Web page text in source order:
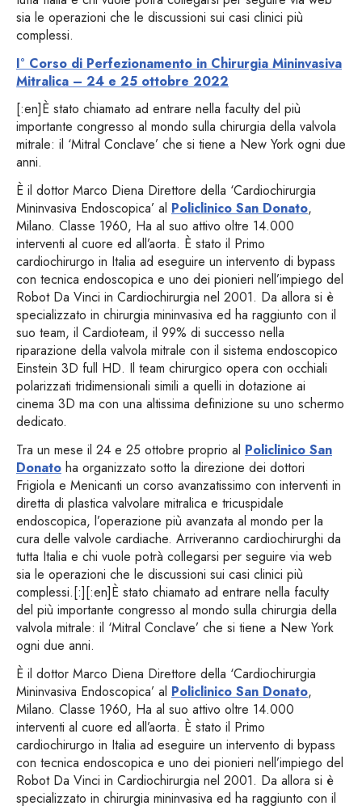
sia le operazioni che le discussioni sui casi clinici più
complessi.
I° Corso di Perfezionamento in Chirurgia Mininvasiva
Mitralica – 24 e 25 ottobre 2022
[:en]È stato chiamato ad entrare nella faculty del più
importante congresso al mondo sulla chirurgia della valvola
mitrale: il ‘Mitral Conclave’ che si tiene a New York ogni due
anni.
È il dottor Marco Diena Direttore della ‘Cardiochirurgia
Mininvasiva Endoscopica’ al Policlinico San Donato,
Milano. Classe 1960, Ha al suo attivo oltre 14.000
interventi al cuore ed all’aorta. È stato il Primo
cardiochirurgo in Italia ad eseguire un intervento di bypass
con tecnica endoscopica e uno dei pionieri nell’impiego del
Robot Da Vinci in Cardiochirurgia nel 2001. Da allora si è
specializzato in chirurgia mininvasiva ed ha raggiunto con il
suo team, il Cardioteam, il 99% di successo nella
riparazione della valvola mitrale con il sistema endoscopico
Einstein 3D full HD. Il team chirurgico opera con occhiali
polarizzati tridimensionali simili a quelli in dotazione ai
cinema 3D ma con una altissima definizione su uno schermo
dedicato.
Tra un mese il 24 e 25 ottobre proprio al Policlinico San
Donato ha organizzato sotto la direzione dei dottori
Frigiola e Menicanti un corso avanzatissimo con interventi in
diretta di plastica valvolare mitralica e tricuspidale
endoscopica, l’operazione più avanzata al mondo per la
cura delle valvole cardiache. Arriveranno cardiochirurghi da
tutta Italia e chi vuole potrà collegarsi per seguire via web
sia le operazioni che le discussioni sui casi clinici più
complessi.[:][:en]È stato chiamato ad entrare nella faculty
del più importante congresso al mondo sulla chirurgia della
valvola mitrale: il ‘Mitral Conclave’ che si tiene a New York
ogni due anni.
È il dottor Marco Diena Direttore della ‘Cardiochirurgia
Mininvasiva Endoscopica’ al Policlinico San Donato,
Milano. Classe 1960, Ha al suo attivo oltre 14.000
interventi al cuore ed all’aorta. È stato il Primo
cardiochirurgo in Italia ad eseguire un intervento di bypass
con tecnica endoscopica e uno dei pionieri nell’impiego del
Robot Da Vinci in Cardiochirurgia nel 2001. Da allora si è
specializzato in chirurgia mininvasiva ed ha raggiunto con il